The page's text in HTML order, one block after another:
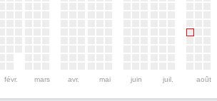
févr. mars avr. mai juin juil. août